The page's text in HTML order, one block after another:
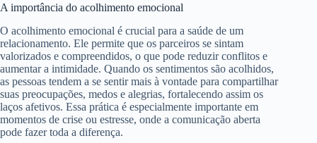
A importância do acolhimento emocional
O acolhimento emocional é crucial para a saúde de um
relacionamento. Ele permite que os parceiros se sintam
valorizados e compreendidos, o que pode reduzir conflitos e
aumentar a intimidade. Quando os sentimentos são acolhidos,
as pessoas tendem a se sentir mais à vontade para compartilhar
suas preocupações, medos e alegrias, fortalecendo assim os
laços afetivos. Essa prática é especialmente importante em
momentos de crise ou estresse, onde a comunicação aberta
pode fazer toda a diferença.